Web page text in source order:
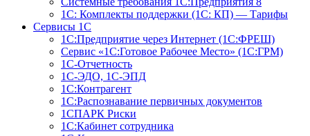
1С: Комплекты поддержки (1С: КП) — Тарифы
Сервисы 1С
1С:Предприятие через Интернет (1С:ФРЕШ)
Сервис «1С:Готовое Рабочее Место» (1С:ГРМ)
1С-Отчетность
1С-ЭДО, 1С-ЭПД
1С:Контрагент
1С:Распознавание первичных документов
1СПАРК Риски
1С:Кабинет сотрудника